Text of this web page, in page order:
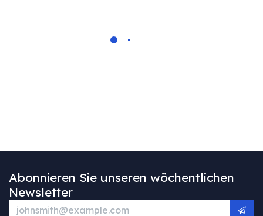
Abonnieren Sie unseren wöchentlichen
Newsletter